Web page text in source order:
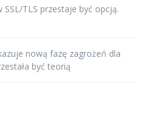
TLS przestaje być opcją.
nową fazę zagrożeń dla
być teorią